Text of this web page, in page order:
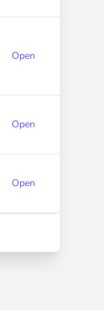
Open
Open
Open